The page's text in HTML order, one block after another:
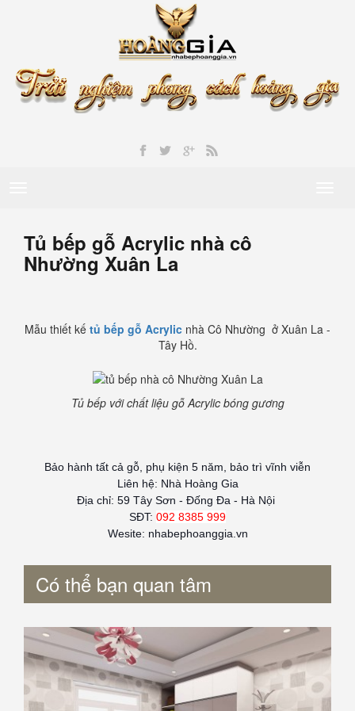
Tủ bếp gỗ Acrylic nhà cô
Nhường Xuân La
Mẫu thiết kế tủ bếp gỗ Acrylic nhà Cô Nhường ở Xuân La -
Tây Hồ.
Tủ bếp với chất liệu gỗ Acrylic bóng gương
Bảo hành tất cả gỗ, phụ kiện 5 năm, bảo trì vĩnh viễn
Liên hệ: Nhà Hoàng Gia
Địa chỉ: 59 Tây Sơn - Đống Đa - Hà Nội
SĐT: 092 8385 999
Wesite: nhabephoanggia.vn
Có thể bạn quan tâm